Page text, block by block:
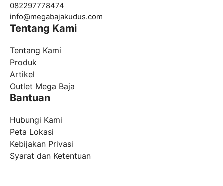
082297778474
info@megabajakudus.com
Tentang Kami
Tentang Kami
Produk
Artikel
Outlet Mega Baja
Bantuan
Hubungi Kami
Peta Lokasi
Kebijakan Privasi
Syarat dan Ketentuan